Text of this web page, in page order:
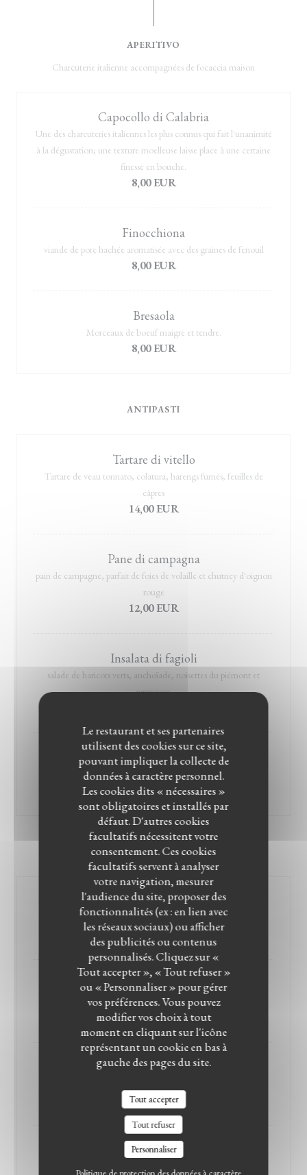
Le restaurant et ses partenaires
utilisent des cookies sur ce site,
pouvant impliquer la collecte de
données à caractère personnel.
Les cookies dits « nécessaires »
sont obligatoires et installés par
défaut. D'autres cookies
facultatifs nécessitent votre
consentement. Ces cookies
facultatifs servent à analyser
votre navigation, mesurer
l'audience du site, proposer des
fonctionnalités (ex : en lien avec
les réseaux sociaux) ou afficher
des publicités ou contenus
personnalisés. Cliquez sur «
Tout accepter », « Tout refuser »
ou « Personnaliser » pour gérer
vos préférences. Vous pouvez
modifier vos choix à tout
moment en cliquant sur l'icône
représentant un cookie en bas à
gauche des pages du site.
Tout accepter
Tout refuser
Personnaliser
APERITIVO
Charcuterie italienne accompagnées de focaccia maison
Capocollo di Calabria
Une des charcuteries italiennes les plus connus qui fait l'unanimité
à la dégustation; une texture moelleuse laisse place à une certaine
finesse en bouche.
8,00 EUR
Finocchiona
viande de porc hachée aromatisée avec des graines de fenouil
8,00 EUR
Bresaola
Morceaux de boeuf maigre et tendre.
8,00 EUR
ANTIPASTI
Tartare di vitello
Tartare de veau tonnato, colatura, harengs fumés, feuilles de
câpres
14,00 EUR
Pane di campagna
pain de campagne, parfait de foies de volaille et chutney d'oignon
rouge
12,00 EUR
Insalata di fagioli
salade de haricots verts, anchoïade, noisettes du piémont et
parmesan
carpaccio pesce
pêche du jour, émulsion citron, radis, oeufs de saumon
15,00 EUR
PASTE
Pasta alla norma
sauce tomate, aubergine et pecorino
20,00 EUR
Pasta polpo
poulpe confit, vin rouge, sauce tomate et tomates confites
24,00 EUR
malfatti
20,00 EUR
Linguine alle vongole
palourdes, ail, vin blanc, persil & piment